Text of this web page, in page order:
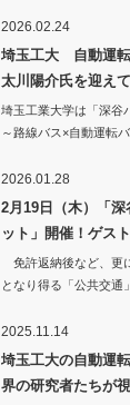
2026.02.24
埼玉工大 自動運
太川陽介氏を迎え
埼玉工業大学は「深谷
～路線バス×自動運転
2026.01.28
2月19日（木）「深
ット」開催！ゲス
免許返納後など、更
となり得る「公共交通
2025.11.14
埼玉工大の自動運
界の研究者たち